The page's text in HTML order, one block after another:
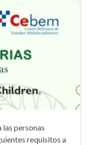
las personas
requisitos a